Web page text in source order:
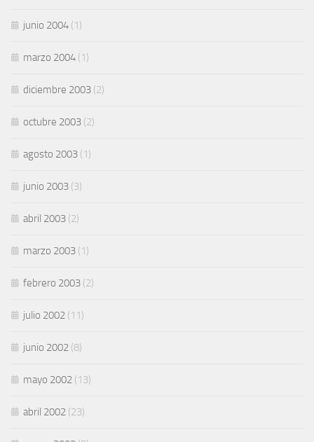
junio 2004 (1)
marzo 2004 (1)
diciembre 2003 (2)
octubre 2003 (2)
agosto 2003 (1)
junio 2003 (3)
abril 2003 (2)
marzo 2003 (1)
febrero 2003 (2)
julio 2002 (11)
junio 2002 (8)
mayo 2002 (13)
abril 2002 (23)